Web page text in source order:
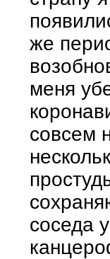
же
меня
совсем
соседа